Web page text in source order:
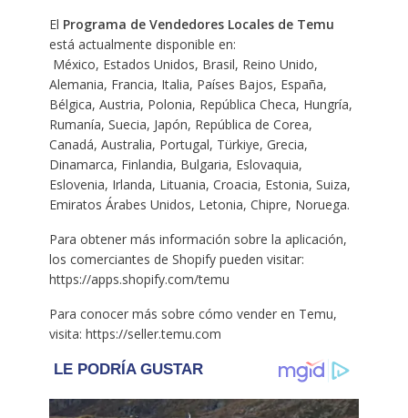
El Programa de Vendedores Locales de Temu
está actualmente disponible en:
México, Estados Unidos, Brasil, Reino Unido,
Alemania, Francia, Italia, Países Bajos, España,
Bélgica, Austria, Polonia, República Checa, Hungría,
Rumanía, Suecia, Japón, República de Corea,
Canadá, Australia, Portugal, Türkiye, Grecia,
Dinamarca, Finlandia, Bulgaria, Eslovaquia,
Eslovenia, Irlanda, Lituania, Croacia, Estonia, Suiza,
Emiratos Árabes Unidos, Letonia, Chipre, Noruega.
Para obtener más información sobre la aplicación,
los comerciantes de Shopify pueden visitar:
https://apps.shopify.com/temu
Para conocer más sobre cómo vender en Temu,
visita: https://seller.temu.com